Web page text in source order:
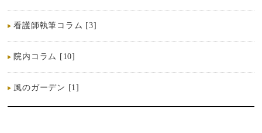
看護師執筆コラム [3]
院内コラム [10]
風のガーデン [1]